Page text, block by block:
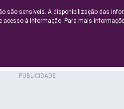
são sensíveis. A disponibilização das
acesso à informação. Para mais